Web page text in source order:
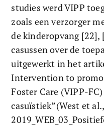
studies werd VIPP
zoals een verzorger
de kinderopvang [22],
casussen over de
uitgewerkt in het
Intervention to
Foster Care (VIPP-
casuïstiek”(West et